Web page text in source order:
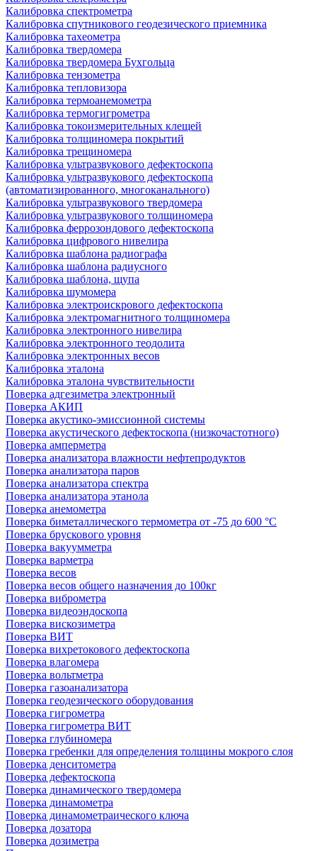
Калибровка спектрометра
Калибровка спутникового геодезического приемника
Калибровка тахеометра
Калибровка твердомера
Калибровка твердомера Бухгольца
Калибровка тензометра
Калибровка тепловизора
Калибровка термоанемометра
Калибровка термогигрометра
Калибровка токоизмерительных клещей
Калибровка толщиномера покрытий
Калибровка трещиномера
Калибровка ультразвукового дефектоскопа
Калибровка ультразвукового дефектоскопа
(автоматизированного, многоканального)
Калибровка ультразвукового твердомера
Калибровка ультразвукового толщиномера
Калибровка феррозондового дефектоскопа
Калибровка цифрового нивелира
Калибровка шаблона радиографа
Калибровка шаблона радиусного
Калибровка шаблона, щупа
Калибровка шумомера
Калибровка электроискрового дефектоскопа
Калибровка электромагнитного толщиномера
Калибровка электронного нивелира
Калибровка электронного теодолита
Калибровка электронных весов
Калибровка эталона
Калибровка эталона чувствительности
Поверка адгезиметра электронный
Поверка АКИП
Поверка акустико-эмиссионной системы
Поверка акустического дефектоскопа (низкочастотного)
Поверка амперметра
Поверка анализатора влажности нефтепродуктов
Поверка анализатора паров
Поверка анализатора спектра
Поверка анализатора этанола
Поверка анемометра
Поверка биметаллического термометра от -75 до 600 °С
Поверка брускового уровня
Поверка вакуумметра
Поверка варметра
Поверка весов
Поверка весов общего назначения до 100кг
Поверка виброметра
Поверка видеоэндоскопа
Поверка вискозиметра
Поверка ВИТ
Поверка вихретокового дефектоскопа
Поверка влагомера
Поверка вольтметра
Поверка газоанализатора
Поверка геодезического оборудования
Поверка гигрометра
Поверка гигрометра ВИТ
Поверка глубиномера
Поверка гребенки для определения толщины мокрого слоя
Поверка денситометра
Поверка дефектоскопа
Поверка динамического твердомера
Поверка динамометра
Поверка динамометраического ключа
Поверка дозатора
Поверка дозиметра